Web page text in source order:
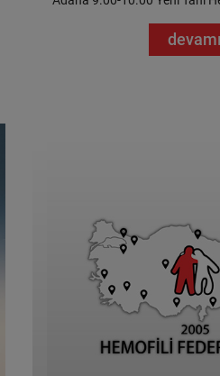
devamı